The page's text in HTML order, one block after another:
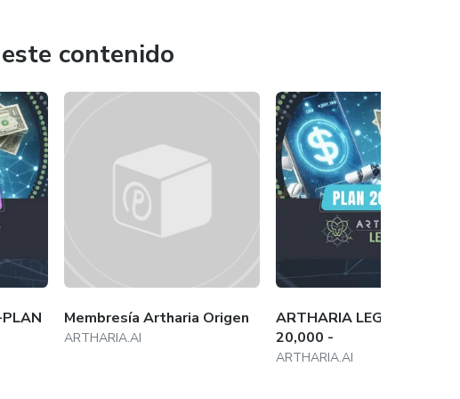
que ofrece el mercado de divisas de forma
todas las inversiones conllevan un riesgo.
contenido
Membresía Artharia Origen
ARTHARIA.AI
ARTHARIA LEGADO - PLAN
20,000 -
ARTHARIA.AI